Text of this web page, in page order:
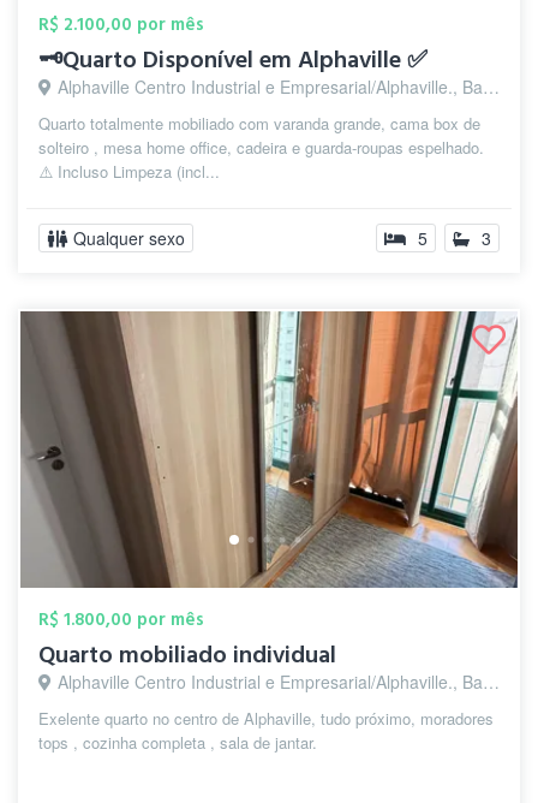
R$ 2.100,00 por mês
🗝️Quarto Disponível em Alphaville ✅
Alphaville Centro Industrial e Empresarial/Alphaville., Barueri - SP
Quarto totalmente mobiliado com varanda grande, cama box de
solteiro , mesa home office, cadeira e guarda-roupas espelhado.
⚠️ Incluso Limpeza (incl...
Qualquer sexo 5 3
R$ 1.800,00 por mês
Quarto mobiliado individual
Alphaville Centro Industrial e Empresarial/Alphaville., Barueri - SP
Exelente quarto no centro de Alphaville, tudo próximo, moradores
tops , cozinha completa , sala de jantar.